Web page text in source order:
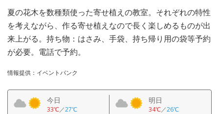
夏の花木を数種類使った寄せ植えの教室。それぞれの特性
を考えながら、作る寄せ植えなので長く楽しめるものが出
来上がる。持ち物：はさみ、手袋、持ち帰り用の袋等予約
が必要。電話で予約。
情報提供：イベントバンク
今日
33℃／27℃
明日
34℃／26℃